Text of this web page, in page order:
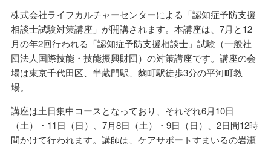
株式会社ライフカルチャーセンターによる「認知症予防支援
相談士試験対策講座」が開講されます。本講座は、7月と12
月の年2回行われる「認知症予防支援相談士」試験（一般社
団法人国際技能・技能振興財団）の対策講座です。講座の会
場は東京千代田区、半蔵門駅、麴町駅徒歩3分の平河町教
場。
講座は土日集中コースとなっており、それぞれ6月10日
（土）・11日（日）、7月8日（土）・9日（日）、2日間12時
間かけて行われます。講師は、ケアサポートすまいるの岩瀬